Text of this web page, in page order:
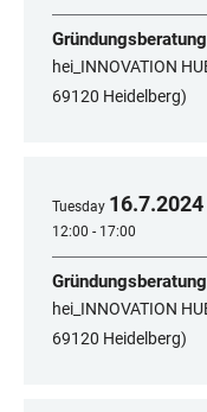
hei_INNOVATION
69120 Heidelberg)
Tuesday 16.7.2024
12:00 - 17:00
hei_INNOVATION
69120 Heidelberg)